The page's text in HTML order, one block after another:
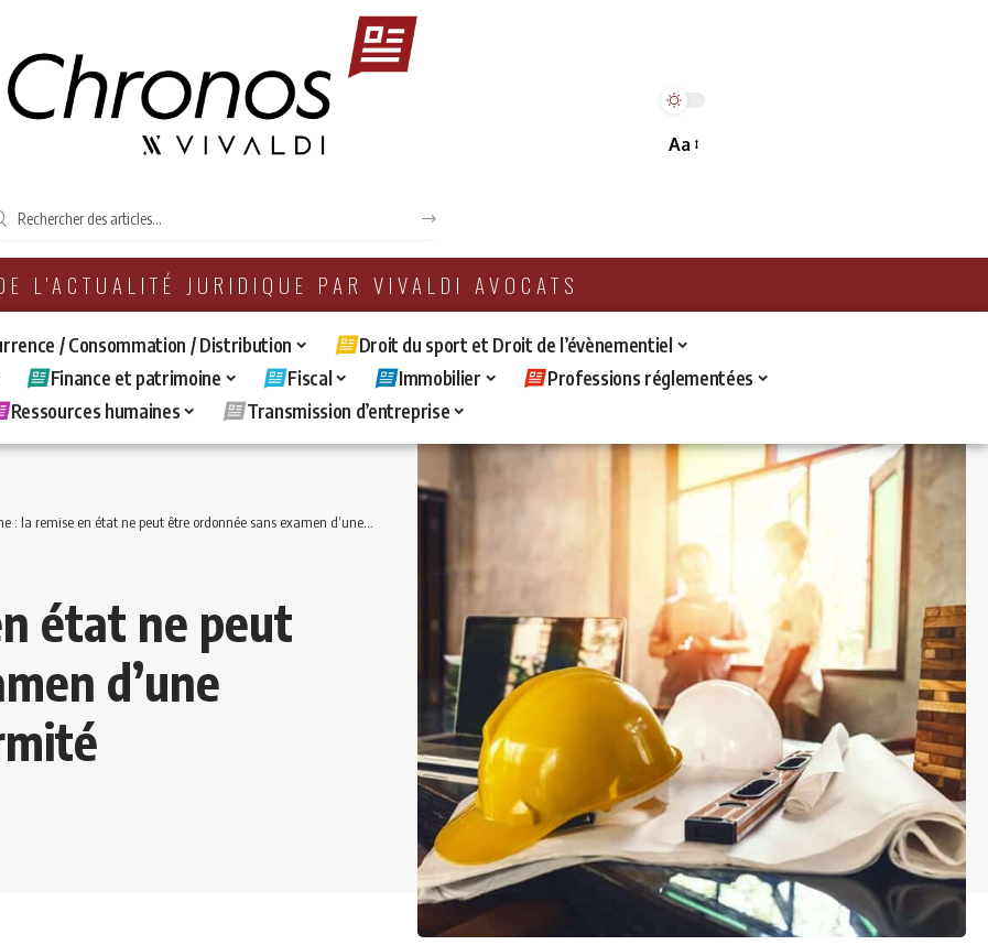
Aa
L'ACTUALITÉ JURIDIQUE PAR VIVALDI AVOCATS
/ Consommation / Distribution
Droit du sport et Droit de l’évènementiel
Finance et patrimoine Fiscal Immobilier
Professions réglementées
Ressources humaines Transmission d’entreprise
remise en état ne peut être ordonnée sans examen d’une possible mise en conformité
état ne peut
d’une